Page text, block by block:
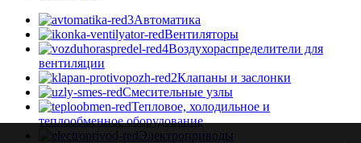
Автоматика
Вентиляторы
Воздухораспределители для
вентиляции
Клапаны и заслонки
Смесительные узлы
Тепловое, холодильное и
теплообменное оборудование
Электроприводы